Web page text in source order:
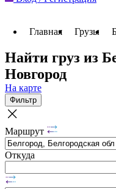
Главная Грузы
Найти груз из
Новгород
На карте
Фильтр
Маршрут
Откуда